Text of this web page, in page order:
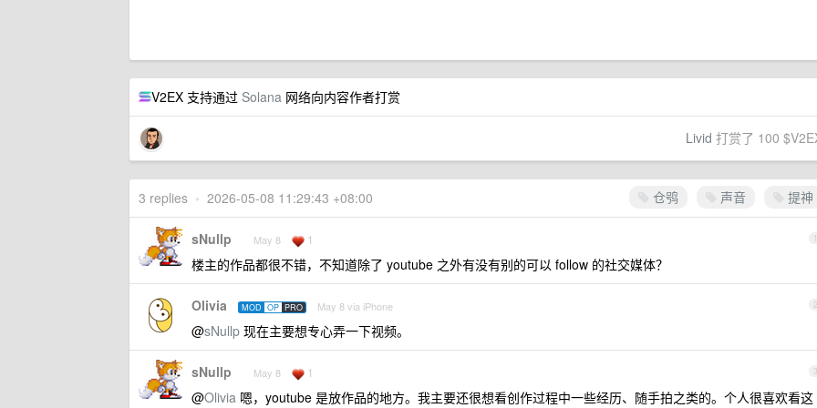
V2EX 支持通过 Solana 网络向内容作者打赏
Livid 打赏了 100
仓鸮 声音 提神
3 replies • 2026-05-08 11:29:43 +08:00
1
sNullp May 8 1
楼主的作品都很不错，不知道除了 youtube 之外有没有别的可以 follow 的社交媒体？
2
Olivia MOD OP PRO May 8 via iPhone
@sNullp 现在主要想专心弄一下视频。
3
sNullp May 8 1
@Olivia 嗯，youtube 是放作品的地方。我主要还很想看创作过程中一些经历、随手拍之类的。个人很喜欢看这